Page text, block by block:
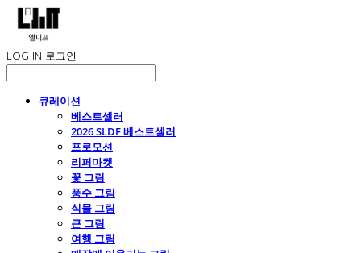
LOG IN 로그인
큐레이션
베스트셀러
2026 SLDF 베스트셀러
프로모션
리퍼마켓
꽃 그림
풍수 그림
식물 그림
큰 그림
여행 그림